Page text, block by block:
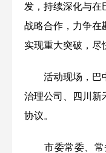
发，持续深化与在
战略合作，力争在
实现重大突破，尽
活动现场，巴中
治理公司、四川新
协议。
市委常委、常